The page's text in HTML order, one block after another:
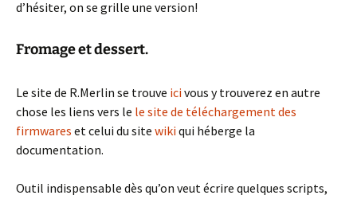
d’hésiter, on se grille une version!
Fromage et dessert.
Le site de R.Merlin se trouve icivous y trouverez en autre
chose les liens vers le le site de téléchargement des
firmwares et celui du site wikiqui héberge la
documentation.
Outil indispensable dès qu’on veut écrire quelques scripts,